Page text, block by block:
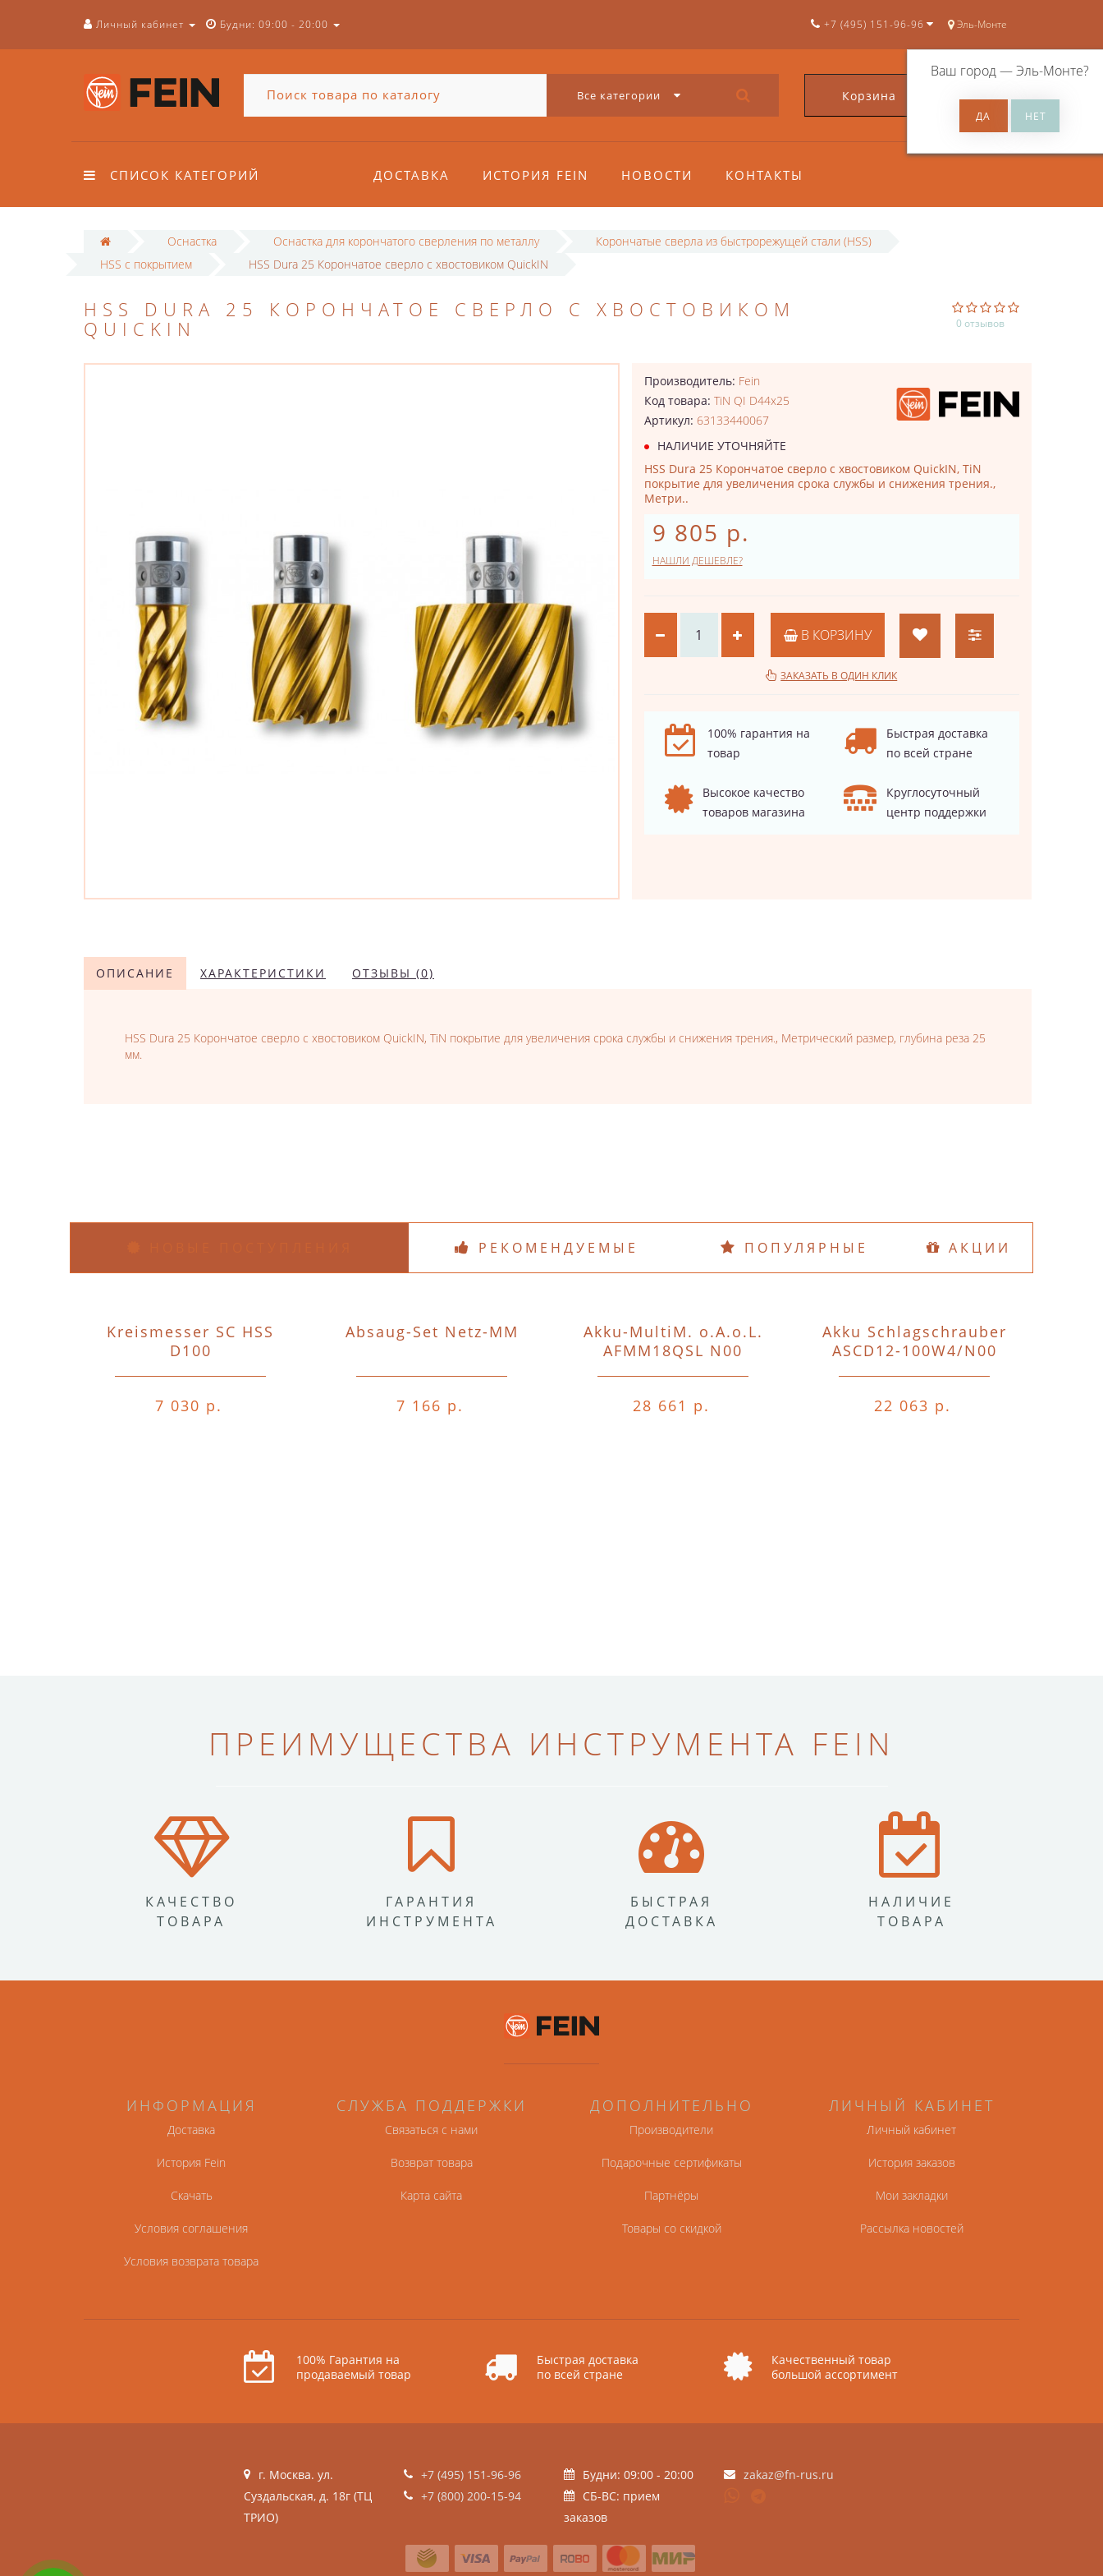
Личный кабинет Будни: 09:00 - 20:00 Эль-Монте
Ваш город —Эль-Монте?
+7 (495) 151-96-96
Все категории Корзина 0
СПИСОК КАТЕГОРИЙ ДОСТАВКА ИСТОРИЯ FEIN НОВОСТИ КОНТАКТЫ
Оснастка Оснастка для корончатого сверления по металлу
Корончатые сверла из быстрорежущей стали (HSS)
HSS с покрытием
HSS Dura 25 Корончатое сверло с хвостовиком QuickIN
HSS DURA 25 КОРОНЧАТОЕ СВЕРЛО С ХВОСТОВИКОМ
QUICKIN
0 отзывов
Производитель: Fein
Код товара: TiN QI D44x25
Артикул: 63133440067
НАЛИЧИЕ УТОЧНЯЙТЕ
HSS Dura 25 Корончатое сверло с хвостовиком QuickIN, TiN
покрытие для увеличения срока службы и снижения трения.,
Метри..
9 805 р.
НАШЛИ ДЕШЕВЛЕ?
В КОРЗИНУ
ЗАКАЗАТЬ В ОДИН КЛИК
100% гарантия на
товар
Быстрая доставка
по всей стране
Высокое качество
товаров магазина
Круглосуточный
центр поддержки
ОПИСАНИЕ ХАРАКТЕРИСТИКИ ОТЗЫВЫ (0)
HSS Dura 25 Корончатое сверло с хвостовиком QuickIN, TiN покрытие для увеличения срока службы и снижения трения., Метрический размер, глубина реза 25
мм.
РЕКОМЕНДУЕМЫЕ ПОПУЛЯРНЫЕ АКЦИИ
Kreismesser SC HSS
D100
7 030 р.
Absaug-Set Netz-MM
7 166 р.
Akku-MultiM. o.A.o.L.
AFMM18QSL N00
28 661 р.
Akku Schlagschrauber
ASCD12-100W4/N00
22 063 р.
ПРЕИМУЩЕСТВА ИНСТРУМЕНТА FEIN
КАЧЕСТВО
ТОВАРА
ГАРАНТИЯ
ИНСТРУМЕНТА
БЫСТРАЯ
ДОСТАВКА
НАЛИЧИЕ
ТОВАРА
ИНФОРМАЦИЯ
Доставка
История Fein
Скачать
Условия соглашения
Условия возврата товара
СЛУЖБА ПОДДЕРЖКИ
Связаться с нами
Возврат товара
Карта сайта
ДОПОЛНИТЕЛЬНО
Производители
Подарочные сертификаты
Партнёры
Товары со скидкой
ЛИЧНЫЙ КАБИНЕТ
Личный кабинет
История заказов
Мои закладки
Рассылка новостей
100% Гарантия на
продаваемый товар
Быстрая доставка
по всей стране
Качественный товар
большой ассортимент
г. Москва. ул.
Суздальская, д. 18г (ТЦ
ТРИО)
+7 (495) 151-96-96
+7 (800) 200-15-94
Будни: 09:00 - 20:00
СБ-ВС: прием
заказов
zakaz@fn-rus.ru